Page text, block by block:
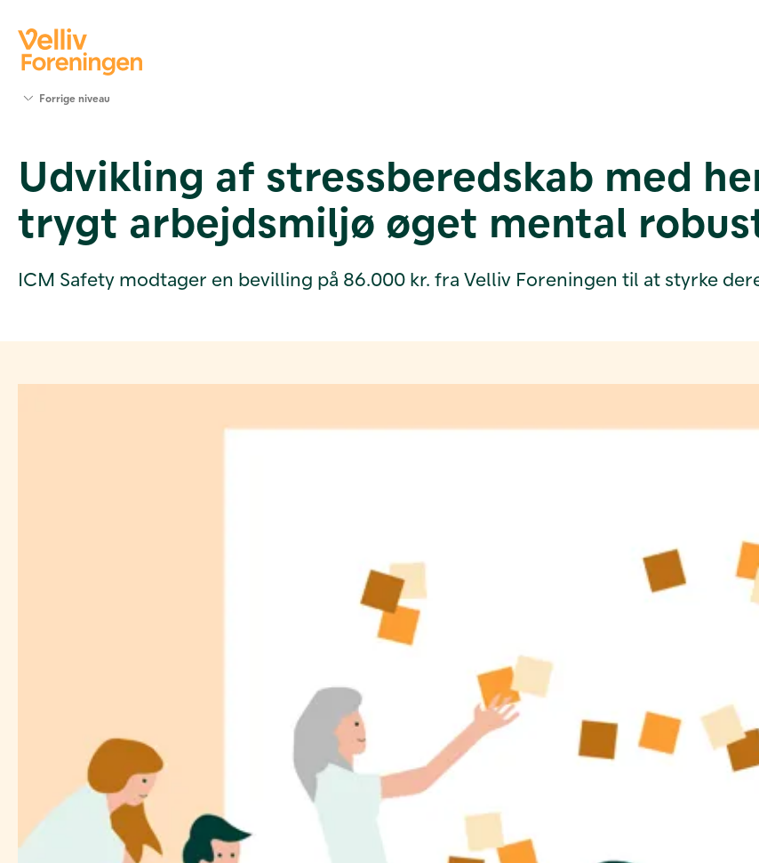
Værktøjer
og viden
Om Velliv
Foreningen
Kontakt
Forrige niveau
Udvikling af stressberedskab med
trygt arbejdsmiljø øget mental
ICM Safety modtager en bevilling på 86.000 kr. fra Velliv Foreningen til at styrke